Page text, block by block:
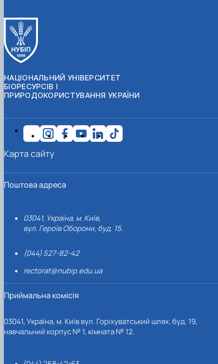
НАЦІОНАЛЬНИЙ УНІВЕРСИТЕТ
БІОРЕСУРСІВ І
ПРИРОДОКОРИСТУВАННЯ УКРАЇНИ
Поштова адреса
03041, Україна, м. Київ,
вул. Героїв Оборони, буд. 15.
(044) 527-82-42
rectorat@nubip.edu.ua
Приймальна комісія
03041, Україна, м. Київ вул. Горіхуватський шлях, буд. 19,
навчальний корпус № 1, кімната № 12.
Карта сайту